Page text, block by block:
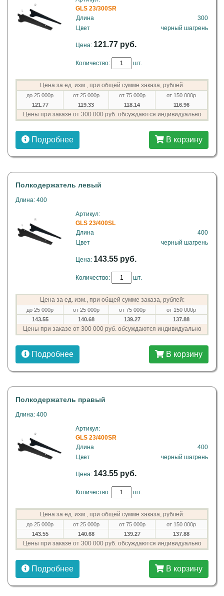
GLS 23/300SR
Длина
300
Цвет
черный шагрень
Цена: 121.77 руб.
Количество: шт.
Цена за ед. изм., при общей сумме заказа, рублей:
до 25 000р от 25 000р от 75 000р
от 150 000р
121.77
119.33 118.14 116.96
Цены при заказе от 300 000 руб. обсуждаются индивидуально
Подробнее В корзину
Полкодержатель левый
Длина: 400
Артикул:
GLS 23/400SL
Длина
400
Цвет
черный шагрень
Цена: 143.55 руб.
Количество: шт.
Цена за ед. изм., при общей сумме заказа, рублей:
до 25 000р от 25 000р от 75 000р
от 150 000р
143.55
140.68 139.27 137.88
Цены при заказе от 300 000 руб. обсуждаются индивидуально
Подробнее В корзину
Полкодержатель правый
Длина: 400
Артикул:
GLS 23/400SR
Длина
400
Цвет
черный шагрень
Цена: 143.55 руб.
Количество: шт.
Цена за ед. изм., при общей сумме заказа, рублей:
до 25 000р от 25 000р от 75 000р
от 150 000р
143.55
140.68 139.27 137.88
Цены при заказе от 300 000 руб. обсуждаются индивидуально
Подробнее В корзину